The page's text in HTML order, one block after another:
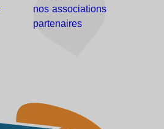
nos associations
partenaires